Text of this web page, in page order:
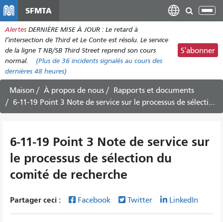
contenu
principal
SFMTA
Alertes DERNIÈRE MISE À JOUR : Le retard à
l’intersection de Third et Le Conte est résolu. Le service
de la ligne T NB/SB Third Street reprend son cours
normal.
(Plus de 36 incidents signalés au cours des
dernières 48 heures)
S'abonner
Maison À propos de nous
Rapports et documents
6-11-19 Point 3 Note de service sur le processus de sélection du comité de recherche
6-11-19 Point 3 Note de service sur
le processus de sélection du
comité de recherche
Partager ceci : Facebook Twitter LinkedIn